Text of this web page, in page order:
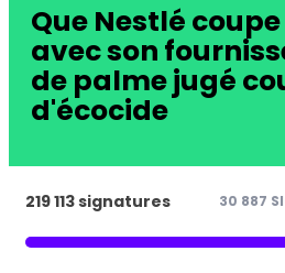
Que Nestlé
avec son
de palme jugé
d'écocide
219 113 signatures 30 887